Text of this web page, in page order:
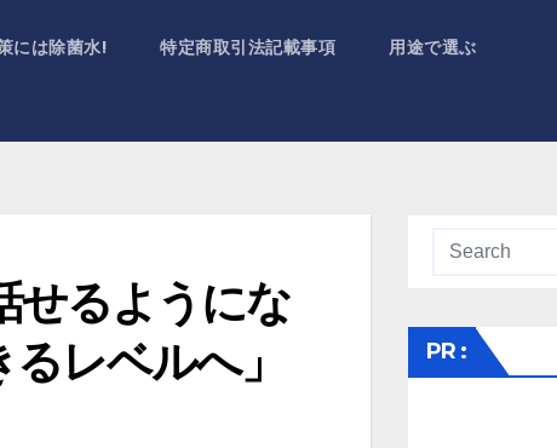
には除菌水! 特定商取引法記載事項 用途で選ぶ
せるようにな
レベルへ」
PR :